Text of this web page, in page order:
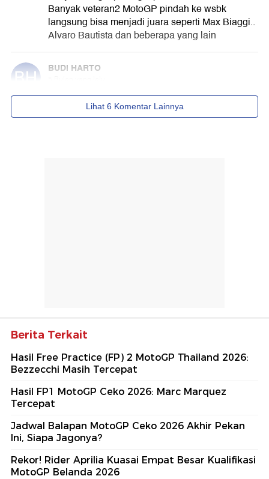
Berita Terkait
Hasil Free Practice (FP) 2 MotoGP Thailand 2026:
Bezzecchi Masih Tercepat
Hasil FP1 MotoGP Ceko 2026: Marc Marquez
Tercepat
Jadwal Balapan MotoGP Ceko 2026 Akhir Pekan
Ini, Siapa Jagonya?
Rekor! Rider Aprilia Kuasai Empat Besar Kualifikasi
MotoGP Belanda 2026